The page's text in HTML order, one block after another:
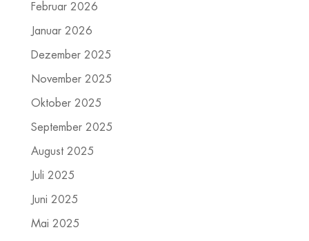
Februar 2026
Januar 2026
Dezember 2025
November 2025
Oktober 2025
September 2025
August 2025
Juli 2025
Juni 2025
Mai 2025